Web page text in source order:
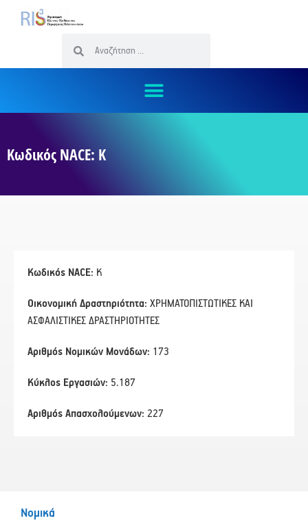
Κωδικός NACE: Κ
Κωδικός NACE: Κ
Οικονομική Δραστηριότητα: ΧΡΗΜΑΤΟΠΙΣΤΩΤΙΚΕΣ ΚΑΙ
ΑΣΦΑΛΙΣΤΙΚΕΣ ΔΡΑΣΤΗΡΙΟΤΗΤΕΣ
Αριθμός Νομικών Μονάδων: 173
Κύκλος Εργασιών: 5.187
Αριθμός Απασχολούμενων: 227
Νομικά